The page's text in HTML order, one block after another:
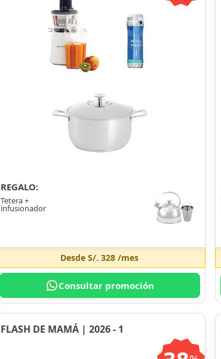
REGALO:
Tetera +
infusionador
DesdeS/. 328 /mes
Consultar promoción
FLASH DE MAMÁ | 2026 - 1